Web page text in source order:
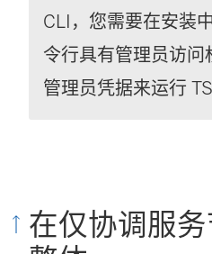
CLI，您需要在安装
令行具有管理员访问
管理员凭据来运行
在仅协调服